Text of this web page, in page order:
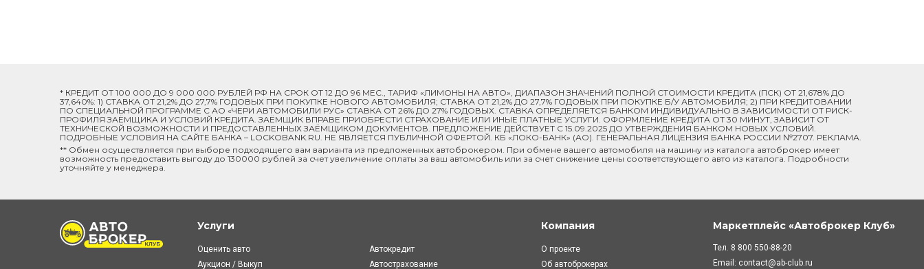
* КРЕДИТ ОТ 100 000 ДО 9 000 000 РУБЛЕЙ РФ НА СРОК ОТ 12 ДО 96 МЕС., ТАРИФ «ЛИМОНЫ НА АВТО», ДИАПАЗОН ЗНАЧЕНИЙ ПОЛНОЙ СТОИМОСТИ КРЕДИТА (ПСК) ОТ 21,678% ДО
37,640%: 1) СТАВКА ОТ 21,2% ДО 27,7% ГОДОВЫХ ПРИ ПОКУПКЕ НОВОГО АВТОМОБИЛЯ; СТАВКА ОТ 21,2% ДО 27,7% ГОДОВЫХ ПРИ ПОКУПКЕ Б/У АВТОМОБИЛЯ; 2) ПРИ КРЕДИТОВАНИИ
ПО СПЕЦИАЛЬНОЙ ПРОГРАММЕ C АО «ЧЕРИ АВТОМОБИЛИ РУС» СТАВКА ОТ 26% ДО 27% ГОДОВЫХ. СТАВКА ОПРЕДЕЛЯЕТСЯ БАНКОМ ИНДИВИДУАЛЬНО В ЗАВИСИМОСТИ ОТ РИСК-
ПРОФИЛЯ ЗАЁМЩИКА И УСЛОВИЙ КРЕДИТА. ЗАЁМЩИК ВПРАВЕ ПРИОБРЕСТИ СТРАХОВАНИЕ ИЛИ ИНЫЕ ПЛАТНЫЕ УСЛУГИ. ОФОРМЛЕНИЕ КРЕДИТА ОТ 30 МИНУТ, ЗАВИСИТ ОТ
ТЕХНИЧЕСКОЙ ВОЗМОЖНОСТИ И ПРЕДОСТАВЛЕННЫХ ЗАЁМЩИКОМ ДОКУМЕНТОВ. ПРЕДЛОЖЕНИЕ ДЕЙСТВУЕТ С 15.09.2025 ДО УТВЕРЖДЕНИЯ БАНКОМ НОВЫХ УСЛОВИЙ.
ПОДРОБНЫЕ УСЛОВИЯ НА САЙТЕ БАНКА – LOCKOBANK.RU. НЕ ЯВЛЯЕТСЯ ПУБЛИЧНОЙ ОФЕРТОЙ. КБ «ЛОКО-БАНК» (АО). ГЕНЕРАЛЬНАЯ ЛИЦЕНЗИЯ БАНКА РОССИИ №2707. РЕКЛАМА.
** Обмен осуществляется при выборе подходящего вам варианта из предложенных автоброкером. При обмене вашего автомобиля на машину из каталога автоброкер имеет
возможность предоставить выгоду до 130000 рублей за счет увеличение оплаты за ваш автомобиль или за счет снижение цены соответствующего авто из каталога. Подробности
уточняйте у менеджера.
Услуги
Оценить авто
Аукцион / Выкуп
Автокредит
Автострахование
Компания
О проекте
Об автоброкерах
Маркетплейс «Автоброкер Клуб»
Тел. 8 800 550-88-20
Email: contact@ab-club.ru